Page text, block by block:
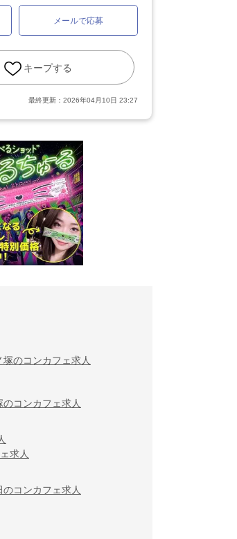
メールで応募
キープする
最終更新： 2026年04月10日 23:27
塚のコンカフェ求人
のコンカフェ求人
求人
のコンカフェ求人